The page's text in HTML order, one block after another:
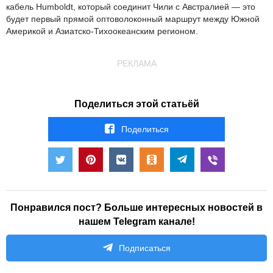
кабель Humboldt, который соединит Чили с Австралией — это
будет первый прямой оптоволоконный маршрут между Южной
Америкой и Азиатско-Тихоокеанским регионом.
РЕКЛАМА
Поделиться этой статьёй
Поделиться
Понравился пост? Больше интересных новостей в
нашем Telegram канале!
Подписаться